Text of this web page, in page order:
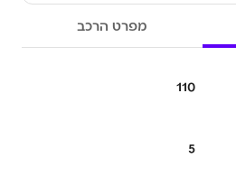
מפרט הרכב